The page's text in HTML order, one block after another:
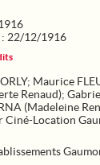
22/12/1916
Maurice
Renaud);
(Madeleine
Ciné-Location